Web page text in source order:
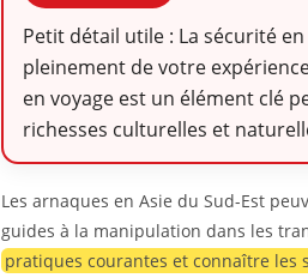
Petit détail utile : La sécurité
pleinement de votre
en voyage est un élément clé
richesses culturelles et
Les arnaques en Asie du Sud-Est
guides à la manipulation dans les
pratiques courantes et connaître les